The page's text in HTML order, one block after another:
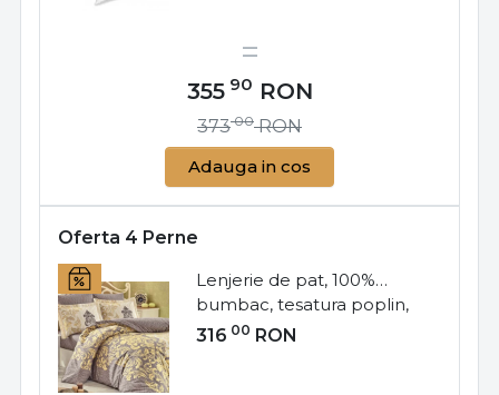
355 90 RON
37300 RON
Adauga in cos
Oferta 4 Perne
Lenjerie de pat, 100%
bumbac, tesatura poplin,
pat 2 persoane, 4 piese,
316 00 RON